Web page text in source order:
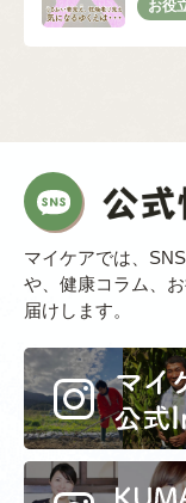
マイケアでは、
や、健康コラム、
届けします。